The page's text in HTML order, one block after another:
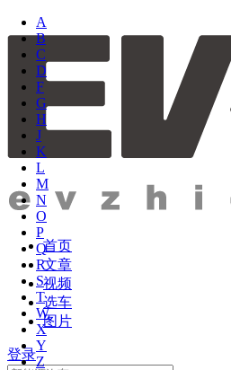
首页
文章
视频
选车
图片
登录
A
B
C
D
F
G
H
J
K
L
M
N
O
P
Q
R
S
T
W
X
Y
Z